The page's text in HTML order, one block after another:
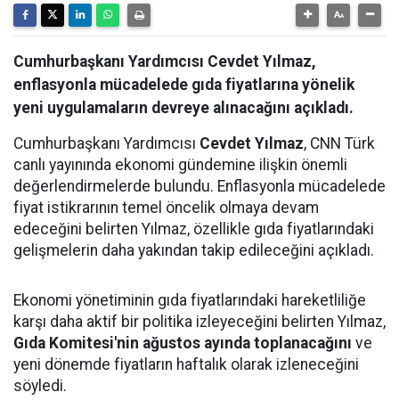
Cumhurbaşkanı Yardımcısı Cevdet Yılmaz,
enflasyonla mücadelede gıda fiyatlarına yönelik
yeni uygulamaların devreye alınacağını açıkladı.
Cumhurbaşkanı Yardımcısı Cevdet Yılmaz, CNN Türk
canlı yayınında ekonomi gündemine ilişkin önemli
değerlendirmelerde bulundu. Enflasyonla mücadelede
fiyat istikrarının temel öncelik olmaya devam
edeceğini belirten Yılmaz, özellikle gıda fiyatlarındaki
gelişmelerin daha yakından takip edileceğini açıkladı.
Ekonomi yönetiminin gıda fiyatlarındaki hareketliliğe
karşı daha aktif bir politika izleyeceğini belirten Yılmaz,
Gıda Komitesi'nin ağustos ayında toplanacağını ve
yeni dönemde fiyatların haftalık olarak izleneceğini
söyledi.